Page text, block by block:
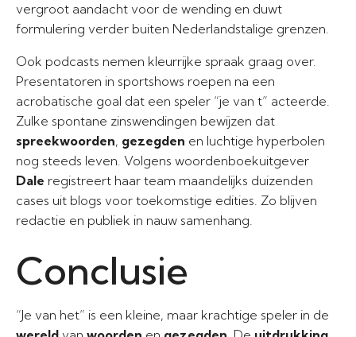
vergroot aandacht voor de wending en duwt
formulering verder buiten Nederlandstalige grenzen.
Ook podcasts nemen kleurrijke spraak graag over.
Presentatoren in sportshows roepen na een
acrobatische goal dat een speler “je van t” acteerde.
Zulke spontane zinswendingen bewijzen dat
spreekwoorden, gezegden en luchtige hyperbolen
nog steeds leven. Volgens woordenboekuitgever
Dale registreert haar team maandelijks duizenden
cases uit blogs voor toekomstige edities. Zo blijven
redactie en publiek in nauw samenhang.
Conclusie
“Je van het” is een kleine, maar krachtige speler in de